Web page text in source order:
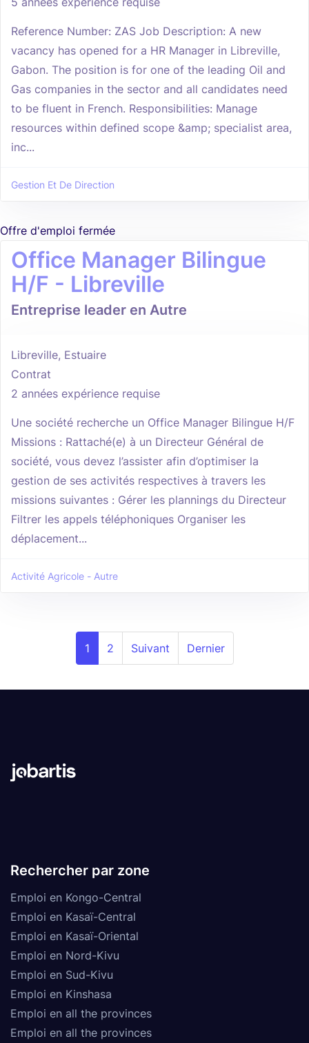
Reference Number: ZAS Job Description: A new
vacancy has opened for a HR Manager in Libreville,
Gabon. The position is for one of the leading Oil and
Gas companies in the sector and all candidates need
to be fluent in French. Responsibilities: Manage
resources within defined scope &amp; specialist area,
inc...
Gestion Et De Direction
Offre d'emploi fermée
Office Manager Bilingue
H/F - Libreville
Entreprise leader en Autre
Libreville, Estuaire
Contrat
2 années expérience requise
Une société recherche un Office Manager Bilingue H/F
Missions : Rattaché(e) à un Directeur Général de
société, vous devez l’assister afin d’optimiser la
gestion de ses activités respectives à travers les
missions suivantes : Gérer les plannings du Directeur
Filtrer les appels téléphoniques Organiser les
déplacement...
Activité Agricole - Autre
1 2 Suivant Dernier
Rechercher par zone
Emploi en Kongo-Central
Emploi en Kasaï-Central
Emploi en Kasaï-Oriental
Emploi en Nord-Kivu
Emploi en Sud-Kivu
Emploi en Kinshasa
Emploi en all the provinces
Emploi en all the provinces